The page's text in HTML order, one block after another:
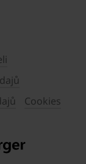
Cookies